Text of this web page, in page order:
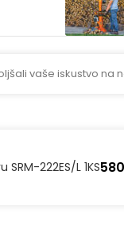
vaše iskustvo
222ES/L 1KS